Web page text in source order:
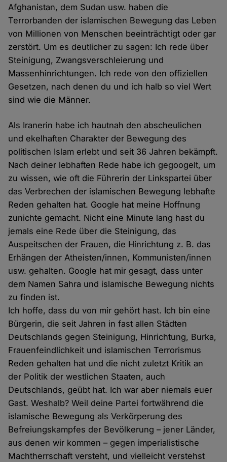
Afghanistan, dem Sudan usw. haben die
Terrorbanden der islamischen Bewegung das Leben
von Millionen von Menschen beeinträchtigt oder gar
zerstört. Um es deutlicher zu sagen: Ich rede über
Steinigung, Zwangsverschleierung und
Massenhinrichtungen. Ich rede von den offiziellen
Gesetzen, nach denen du und ich halb so viel Wert
sind wie die Männer.
Als Iranerin habe ich hautnah den abscheulichen
und ekelhaften Charakter der Bewegung des
politischen Islam erlebt und seit 36 Jahren bekämpft.
Nach deiner lebhaften Rede habe ich gegoogelt, um
zu wissen, wie oft die Führerin der Linkspartei über
das Verbrechen der islamischen Bewegung lebhafte
Reden gehalten hat. Google hat meine Hoffnung
zunichte gemacht. Nicht eine Minute lang hast du
jemals eine Rede über die Steinigung, das
Auspeitschen der Frauen, die Hinrichtung z. B. das
Erhängen der Atheisten/innen, Kommunisten/innen
usw. gehalten. Google hat mir gesagt, dass unter
dem Namen Sahra und islamische Bewegung nichts
zu finden ist.
Ich hoffe, dass du von mir gehört hast. Ich bin eine
Bürgerin, die seit Jahren in fast allen Städten
Deutschlands gegen Steinigung, Hinrichtung, Burka,
Frauenfeindlichkeit und islamischen Terrorismus
Reden gehalten hat und die nicht zuletzt Kritik an
der Politik der westlichen Staaten, auch
Deutschlands, geübt hat. Ich war aber niemals euer
Gast. Weshalb? Weil deine Partei fortwährend die
islamische Bewegung als Verkörperung des
Befreiungskampfes der Bevölkerung – jener Länder,
aus denen wir kommen – gegen imperialistische
Machtherrschaft versteht, und vielleicht verstehst